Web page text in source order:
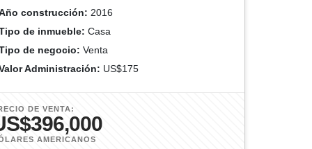
construcción: 2016
de inmueble: Casa
de negocio: Venta
Administración: US$175
DE VENTA:
AMERICANOS